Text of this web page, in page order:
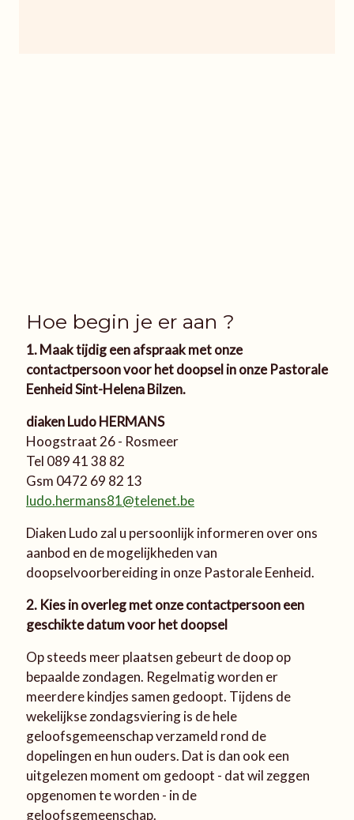
Hoe begin je er aan ?
1. Maak tijdig een afspraak met onze
contactpersoon voor het doopsel in onze Pastorale
Eenheid Sint-Helena Bilzen.
diaken Ludo HERMANS
Hoogstraat 26 - Rosmeer
Tel 089 41 38 82
Gsm 0472 69 82 13
ludo.hermans81@telenet.be
Diaken Ludo zal u persoonlijk informeren over ons
aanbod en de mogelijkheden van
doopselvoorbereiding in onze Pastorale Eenheid.
2. Kies in overleg met onze contactpersoon een
geschikte datum voor het doopsel
Op steeds meer plaatsen gebeurt de doop op
bepaalde zondagen. Regelmatig worden er
meerdere kindjes samen gedoopt. Tijdens de
wekelijkse zondagsviering is de hele
geloofsgemeenschap verzameld rond de
dopelingen en hun ouders. Dat is dan ook een
uitgelezen moment om gedoopt - dat wil zeggen
opgenomen te worden - in de
geloofsgemeenschap.